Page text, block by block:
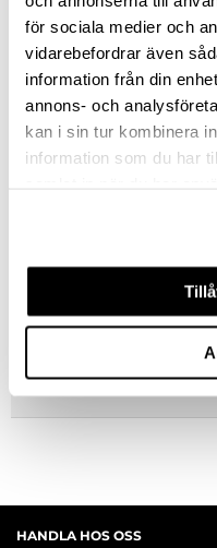
för sociala medier och
vidarebefordrar även
information från din
annons- och
kan i sin tur kombinera
information som du har
st
FRÅGA OM PRODUKT
HANDLA HOS OSS